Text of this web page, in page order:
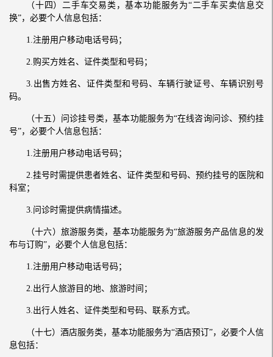
（十四）二手车交易类，基本功能服务为“二手车买卖信息交
换”，必要个人信息包括：
1.注册用户移动电话号码；
2.购买方姓名、证件类型和号码；
3.出售方姓名、证件类型和号码、车辆行驶证号、车辆识别号
码。
（十五）问诊挂号类，基本功能服务为“在线咨询问诊、预约挂
号”，必要个人信息包括：
1.注册用户移动电话号码；
2.挂号时需提供患者姓名、证件类型和号码、预约挂号的医院和
科室；
3.问诊时需提供病情描述。
（十六）旅游服务类，基本功能服务为“旅游服务产品信息的发
布与订购”，必要个人信息包括：
1.注册用户移动电话号码；
2.出行人旅游目的地、旅游时间；
3.出行人姓名、证件类型和号码、联系方式。
（十七）酒店服务类，基本功能服务为“酒店预订”，必要个人信
息包括：